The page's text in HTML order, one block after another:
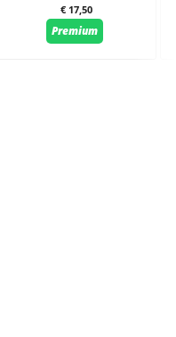
€ 17,50
Premium